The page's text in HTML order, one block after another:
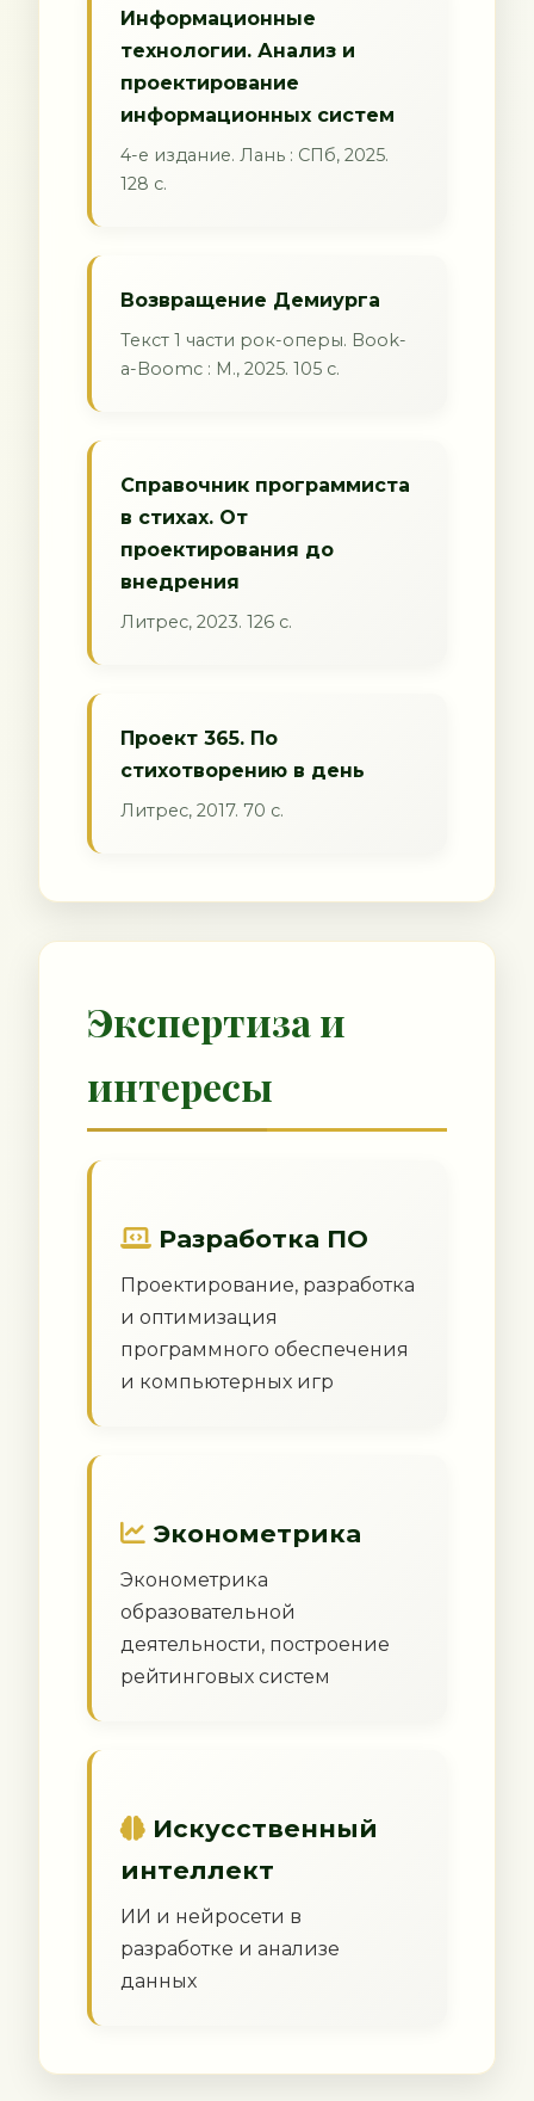
Информационные
технологии. Анализ и
проектирование
информационных систем
4-е издание. Лань : СПб, 2025.
128 с.
Возвращение Демиурга
Текст 1 части рок-оперы. Book-
a-Boomс : М., 2025. 105 с.
Справочник программиста
в стихах. От
проектирования до
внедрения
Литрес, 2023. 126 с.
Проект 365. По
стихотворению в день
Литрес, 2017. 70 с.
Экспертиза и
интересы
Разработка ПО
Проектирование, разработка
и оптимизация
программного обеспечения
и компьютерных игр
Эконометрика
Эконометрика
образовательной
деятельности, построение
рейтинговых систем
Искусственный
интеллект
ИИ и нейросети в
разработке и анализе
данных